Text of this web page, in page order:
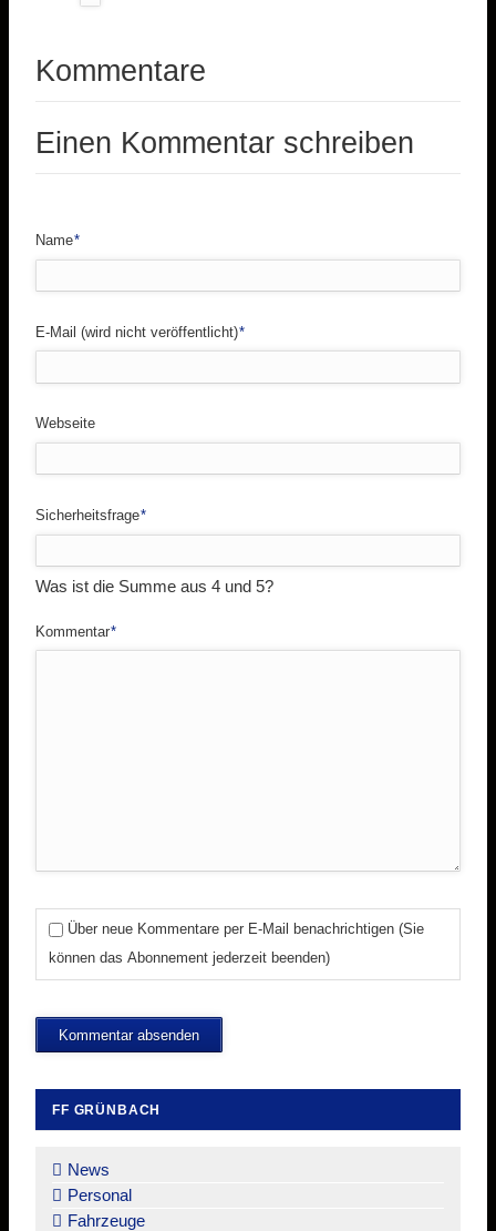
Kommentare
Einen Kommentar schreiben
Pflichtfeld
Name*
Pflichtfeld
E-Mail (wird nicht veröffentlicht)*
Webseite
Pflichtfeld
Sicherheitsfrage*
Was ist die Summe aus 4 und 5?
Pflichtfeld
Kommentar*
Über neue Kommentare per E-Mail benachrichtigen (Sie
können das Abonnement jederzeit beenden)
Kommentar absenden
FF GRÜNBACH
überspringen
News
Personal
Fahrzeuge